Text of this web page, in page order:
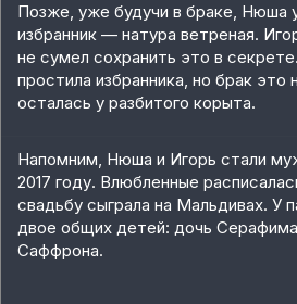
Позже, уже будучи в браке, Нюша
избранник — натура ветреная.
не сумел сохранить это в
простила избранника, но брак это
осталась у разбитого корыта.
Напомним, Нюша и Игорь стали
2017 году. Влюбленные
свадьбу сыграла на Мальдивах. У
двое общих детей: дочь
Саффрона.